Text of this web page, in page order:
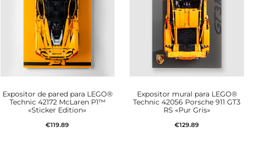
Expositor de pared para LEGO®
Technic 42172 McLaren P1™
«Sticker Edition»
€119.89
Expositor mural para LEGO®
Technic 42056 Porsche 911 GT3
RS «Pur Gris»
€129.89